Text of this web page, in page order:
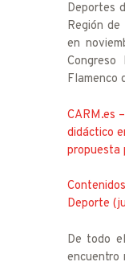
Deportes
Región
en
Congreso
Flamenco
CARM.es
didáctico
propuesta
Deporte
De todo
encuentro